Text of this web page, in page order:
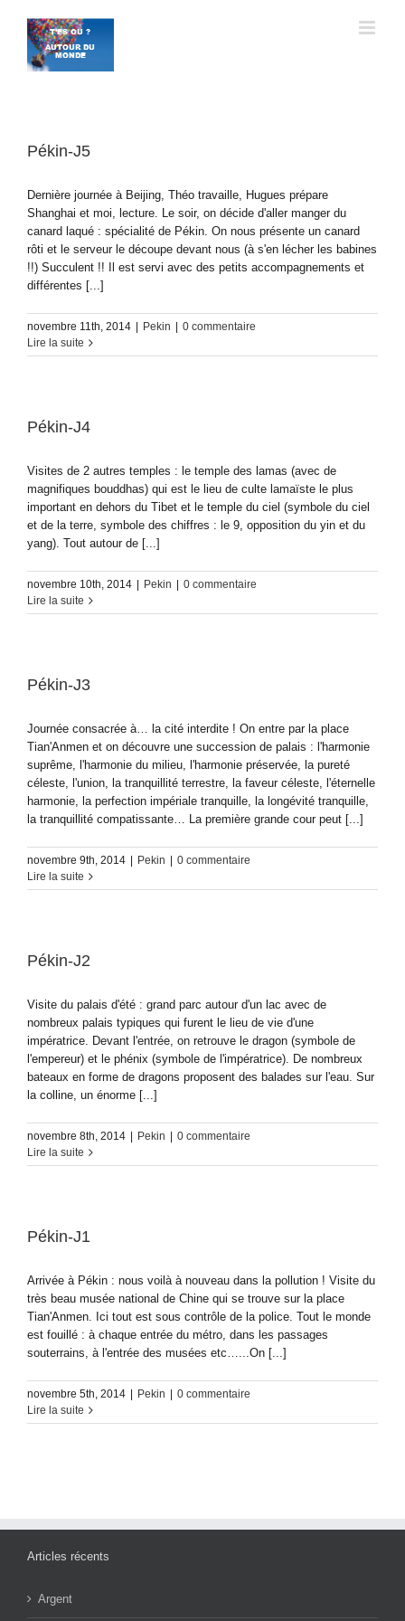
contenu
Pékin-J5
Dernière journée à Beijing, Théo travaille, Hugues prépare
Shanghai et moi, lecture. Le soir, on décide d'aller manger du
canard laqué : spécialité de Pékin. On nous présente un canard
rôti et le serveur le découpe devant nous (à s'en lécher les babines
!!) Succulent !! Il est servi avec des petits accompagnements et
différentes [...]
novembre 11th, 2014 Pekin
0 commentaire
Lire la suite
Pékin-J4
Visites de 2 autres temples : le temple des lamas (avec de
magnifiques bouddhas) qui est le lieu de culte lamaïste le plus
important en dehors du Tibet et le temple du ciel (symbole du ciel
et de la terre, symbole des chiffres : le 9, opposition du yin et du
yang). Tout autour de [...]
novembre 10th, 2014 Pekin
0 commentaire
Lire la suite
Pékin-J3
Journée consacrée à… la cité interdite ! On entre par la place
Tian'Anmen et on découvre une succession de palais : l'harmonie
suprême, l'harmonie du milieu, l'harmonie préservée, la pureté
céleste, l'union, la tranquillité terrestre, la faveur céleste, l'éternelle
harmonie, la perfection impériale tranquille, la longévité tranquille,
la tranquillité compatissante… La première grande cour peut [...]
novembre 9th, 2014 Pekin
0 commentaire
Lire la suite
Pékin-J2
Visite du palais d'été : grand parc autour d'un lac avec de
nombreux palais typiques qui furent le lieu de vie d'une
impératrice. Devant l'entrée, on retrouve le dragon (symbole de
l'empereur) et le phénix (symbole de l'impératrice). De nombreux
bateaux en forme de dragons proposent des balades sur l'eau. Sur
la colline, un énorme [...]
novembre 8th, 2014 Pekin
0 commentaire
Lire la suite
Pékin-J1
Arrivée à Pékin : nous voilà à nouveau dans la pollution ! Visite du
très beau musée national de Chine qui se trouve sur la place
Tian'Anmen. Ici tout est sous contrôle de la police. Tout le monde
est fouillé : à chaque entrée du métro, dans les passages
souterrains, à l'entrée des musées etc…...On [...]
novembre 5th, 2014 Pekin
0 commentaire
Lire la suite
Articles récents
Argent